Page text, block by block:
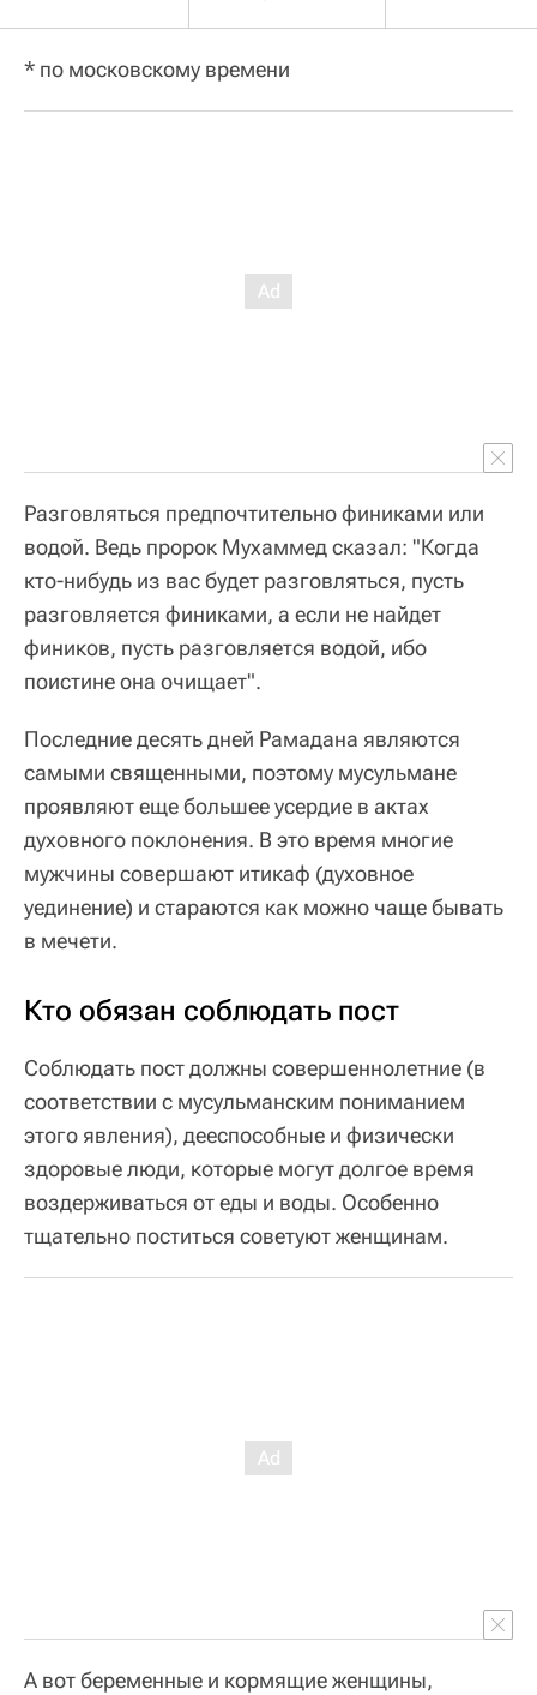
* по московскому времени
Разговляться предпочтительно финиками или
водой. Ведь пророк Мухаммед сказал: "Когда
кто-нибудь из вас будет разговляться, пусть
разговляется финиками, а если не найдет
фиников, пусть разговляется водой, ибо
поистине она очищает".
Последние десять дней Рамадана являются
самыми священными, поэтому мусульмане
проявляют еще большее усердие в актах
духовного поклонения. В это время многие
мужчины совершают итикаф (духовное
уединение) и стараются как можно чаще бывать
в мечети.
Кто обязан соблюдать пост
Соблюдать пост должны совершеннолетние (в
соответствии с мусульманским пониманием
этого явления), дееспособные и физически
здоровые люди, которые могут долгое время
воздерживаться от еды и воды. Особенно
тщательно поститься советуют женщинам.
А вот беременные и кормящие женщины,